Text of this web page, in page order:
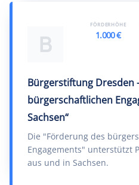
B
Bürgerstiftung Dresden
bürgerschaftlichen
Sachsen“
Die "Förderung des
Engagements" unterstützt
aus und in Sachsen.
FÖRDERHÖHE
1.000 €